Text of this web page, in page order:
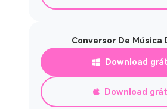
Conversor De Música
Download
Download